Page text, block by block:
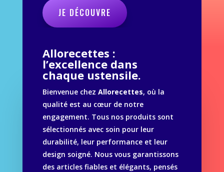
JE DÉCOUVRE
Allorecettes :
l’excellence dans
chaque ustensile.
Bienvenue chez Allorecettes, où la
qualité est au cœur de notre
engagement. Tous nos produits sont
sélectionnés avec soin pour leur
durabilité, leur performance et leur
design soigné. Nous vous garantissons
des articles fiables et élégants, pensés